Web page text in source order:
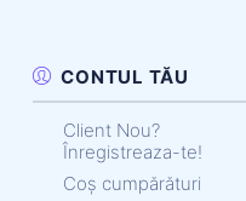
CONTUL TĂU
Client Nou?
Înregistreaza-te!
Coș cumpărături